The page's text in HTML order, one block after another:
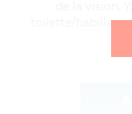
toilette/